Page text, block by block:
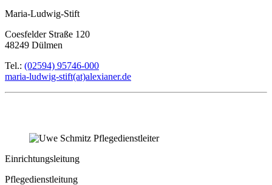
Maria-Ludwig-Stift
Coesfelder Straße 120
48249 Dülmen
Tel.: (02594) 95746-000
maria-ludwig-stift(at)alexianer.de
Einrichtungsleitung
Pflegedienstleitung